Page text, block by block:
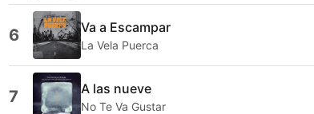
6 Va a Escampar
La Vela Puerca
7 A las nueve
No Te Va Gustar